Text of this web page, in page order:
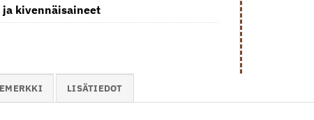
kivennäisaineet
LISÄTIEDOT